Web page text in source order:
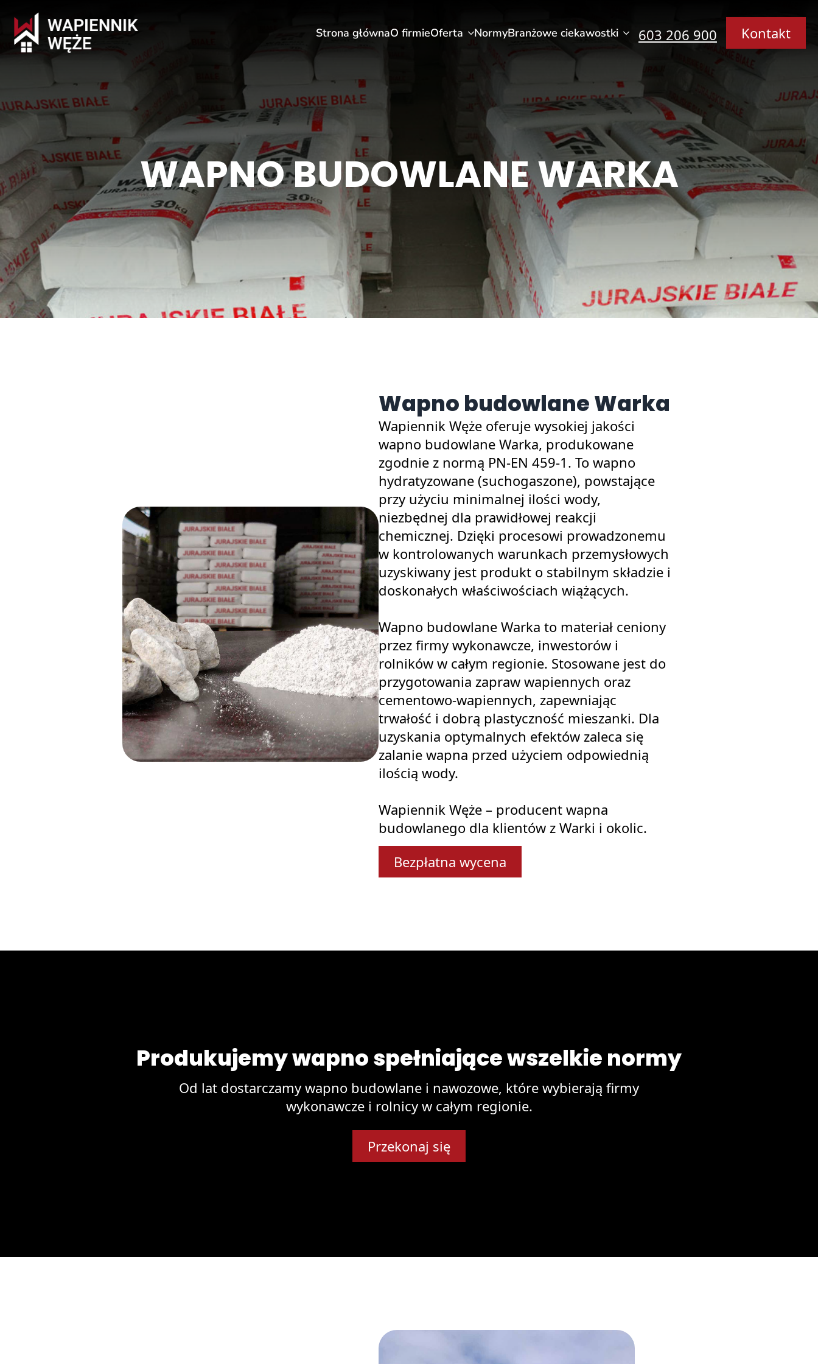
Strona głównaO firmieOferta NormyBranżowe ciekawostki 603 206 900 Kontakt
WAPNO BUDOWLANE WARKA
Wapno budowlane Warka
Wapiennik Węże oferuje wysokiej jakości
wapno budowlane Warka, produkowane
zgodnie z normą PN-EN 459-1. To wapno
hydratyzowane (suchogaszone), powstające
przy użyciu minimalnej ilości wody,
niezbędnej dla prawidłowej reakcji
chemicznej. Dzięki procesowi prowadzonemu
w kontrolowanych warunkach przemysłowych
uzyskiwany jest produkt o stabilnym składzie i
doskonałych właściwościach wiążących.
Wapno budowlane Warka to materiał ceniony
przez firmy wykonawcze, inwestorów i
rolników w całym regionie. Stosowane jest do
przygotowania zapraw wapiennych oraz
cementowo-wapiennych, zapewniając
trwałość i dobrą plastyczność mieszanki. Dla
uzyskania optymalnych efektów zaleca się
zalanie wapna przed użyciem odpowiednią
ilością wody.
Wapiennik Węże – producent wapna
budowlanego dla klientów z Warki i okolic.
Bezpłatna wycena
Produkujemy wapno spełniające wszelkie normy
Od lat dostarczamy wapno budowlane i nawozowe, które wybierają firmy
wykonawcze i rolnicy w całym regionie.
Przekonaj się